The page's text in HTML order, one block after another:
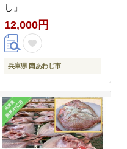
し」
12,000円
兵庫県 南あわじ市